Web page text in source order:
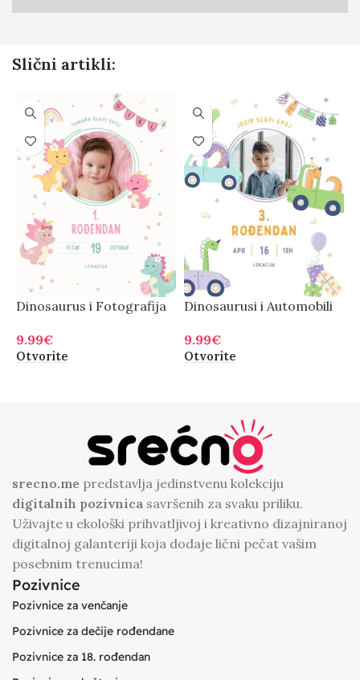
Slični artikli:
Dinosaurus i Fotografija
9.99€
Otvorite
Dinosaurusi i Automobili
9.99€
Otvorite
srecno.me predstavlja jedinstvenu kolekciju
digitalnih pozivnica savršenih za svaku priliku.
Uživajte u ekološki prihvatljivoj i kreativno dizajniranoj
digitalnoj galanteriji koja dodaje lični pečat vašim
posebnim trenucima!
Pozivnice
Pozivnice za venčanje
Pozivnice za dečije rođendane
Pozivnice za 18. rođendan